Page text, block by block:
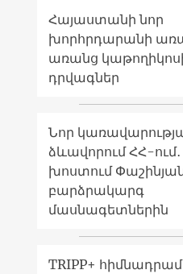
Հայաստանի նոր
խորհրդարանի
առանց
դրվագներ
Նոր
ձևավորում ՀՀ-
խոստում
բարձրակարգ
մասնագետներին
TRIPP+